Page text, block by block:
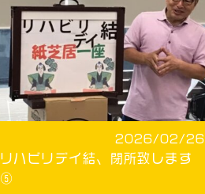
2026/02/26
リハビリデイ結、閉所致します
⑤